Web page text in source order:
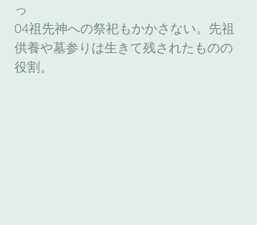
っ
04祖先神への祭祀もかかさない。先祖
供養や墓参りは生きて残されたものの
役割。